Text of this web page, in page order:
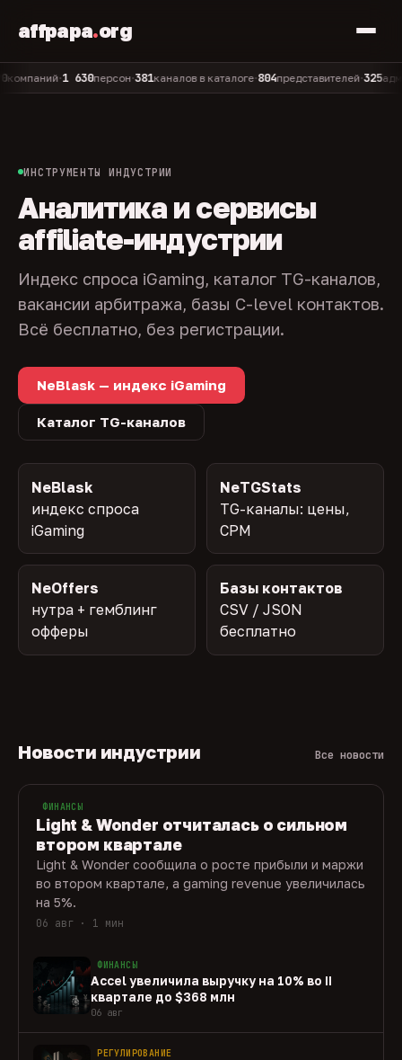
affpapa.org
•1 630персон•381каналов в каталоге•804представителей•325админов
ИНСТРУМЕНТЫ ИНДУСТРИИ
Аналитика и сервисы
affiliate-индустрии
Индекс спроса iGaming, каталог TG-каналов,
вакансии арбитража, базы C-level контактов.
Всё бесплатно, без регистрации.
NeBlask — индекс iGaming
Каталог TG-каналов
NeBlask
индекс спроса
iGaming
NeTGStats
TG-каналы: цены,
CPM
NeOffers
нутра + гемблинг
офферы
Базы контактов
CSV / JSON
бесплатно
Новости индустрии Все новости
ФИНАНСЫ
Light & Wonder отчиталась о сильном
втором квартале
Light & Wonder сообщила о росте прибыли и маржи
во втором квартале, а gaming revenue увеличилась
на 5%.
06 авг · 1 мин
ФИНАНСЫ
Accel увеличила выручку на 10% во II
квартале до $368 млн
06 авг
РЕГУЛИРОВАНИЕ